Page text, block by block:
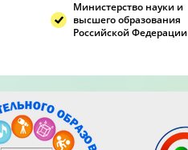
Министерство науки и
высшего образования
Российской Федерации